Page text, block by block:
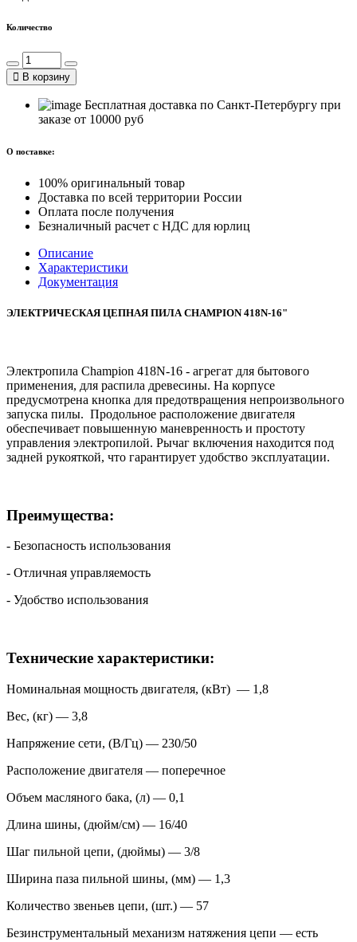
Количество
В корзину
Бесплатная доставка по Санкт-Петербургу при
заказе от 10000 руб
О поставке:
100% оригинальный товар
Доставка по всей территории России
Оплата после получения
Безналичный расчет с НДС для юрлиц
Описание
Характеристики
Документация
ЭЛЕКТРИЧЕСКАЯ ЦЕПНАЯ ПИЛА CHAMPION 418N-16"
Электропила Champion 418N-16 - агрегат для бытового
применения, для распила древесины. На корпусе
предусмотрена кнопка для предотвращения непроизвольного
запуска пилы. Продольное расположение двигателя
обеспечивает повышенную маневренность и простоту
управления электропилой. Рычаг включения находится под
задней рукояткой, что гарантирует удобство эксплуатации.
Преимущества:
- Безопасность использования
- Отличная управляемость
- Удобство использования
Технические характеристики:
Номинальная мощность двигателя, (кВт) — 1,8
Вес, (кг) — 3,8
Напряжение сети, (В/Гц) — 230/50
Расположение двигателя — поперечное
Объем масляного бака, (л) — 0,1
Длина шины, (дюйм/см) — 16/40
Шаг пильной цепи, (дюймы) — 3/8
Ширина паза пильной шины, (мм) — 1,3
Количество звеньев цепи, (шт.) — 57
Безинструментальный механизм натяжения цепи — есть